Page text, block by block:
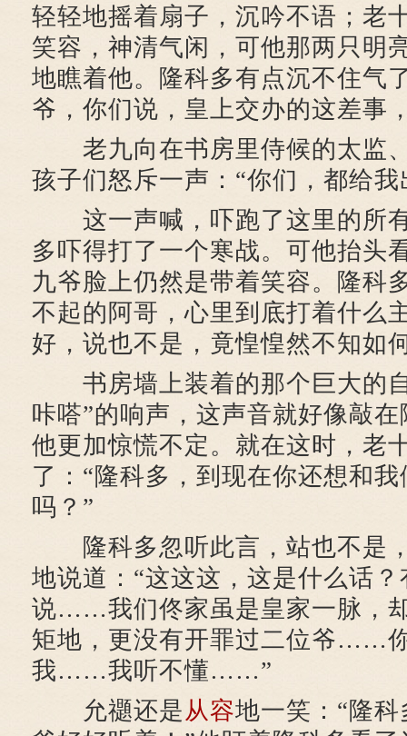
轻轻地摇着扇子，沉吟不语；老
笑容，神清气闲，可他那两只明
地瞧着他。隆科多有点沉不住气
爷，你们说，皇上交办的这差事
老九向在书房里侍候的太监
孩子们怒斥一声：“你们，都给我
这一声喊，吓跑了这里的所
多吓得打了一个寒战。可他抬头
九爷脸上仍然是带着笑容。隆科
不起的阿哥，心里到底打着什么
好，说也不是，竟惶惶然不知如
书房墙上装着的那个巨大的
咔嗒”的响声，这声音就好像敲
他更加惊慌不定。就在这时，老
了：“隆科多，到现在你还想和
吗？”
隆科多忽听此言，站也不是
地说道：“这这这，这是什么话
说……我们佟家虽是皇家一脉，
矩地，更没有开罪过二位爷……
我……我听不懂……”
允禵还是从容地一笑：“隆